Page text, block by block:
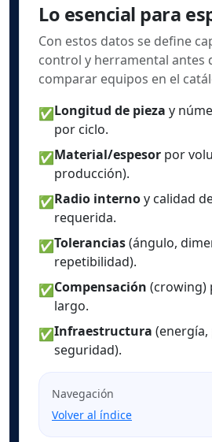
Lo esencial para
Con estos datos se define
control y herramental antes
comparar equipos en el
✅Longitud de pieza y
por ciclo.
✅Material/espesor por
producción).
✅Radio internoy calidad
requerida.
✅Tolerancias(ángulo,
repetibilidad).
✅Compensación (crowing)
largo.
✅Infraestructura (energía,
seguridad).
Navegación
Volver al índice